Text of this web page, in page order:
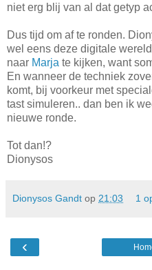
niet erg blij van al dat getyp
Dus tijd om af te ronden.
wel eens deze digitale
naar Marja te kijken, want
En wanneer de techniek
komt, bij voorkeur met
tast simuleren.. dan ben ik
nieuwe ronde.
Tot dan!?
Dionysos
Dionysos Gandt op 21:03 1
‹